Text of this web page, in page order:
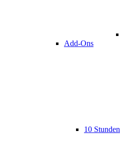
Add-Ons
10 Stunden